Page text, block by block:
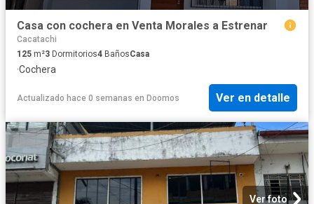
Casa con cochera en Venta Morales a Estrenar
Cacatachi
125 m²3 Dormitorios4 BañosCasa
·Cochera
Actualizado hace 0 semanas en Doomos Ver en detalle
Ver foto